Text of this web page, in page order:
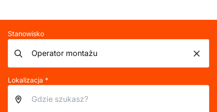
Stanowisko
Lokalizacja *